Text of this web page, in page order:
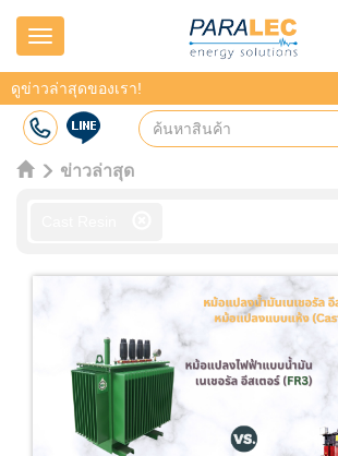
Navigation
ดูข่าวล่าสุดของเรา!
ข่าวล่าสุด